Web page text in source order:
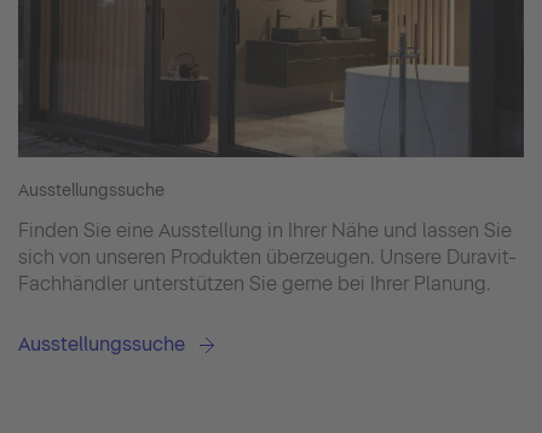
Ausstellungssuche
Finden Sie eine Ausstellung in Ihrer Nähe und lassen Sie
sich von unseren Produkten überzeugen. Unsere Duravit-
Fachhändler unterstützen Sie gerne bei Ihrer Planung.
Ausstellungssuche